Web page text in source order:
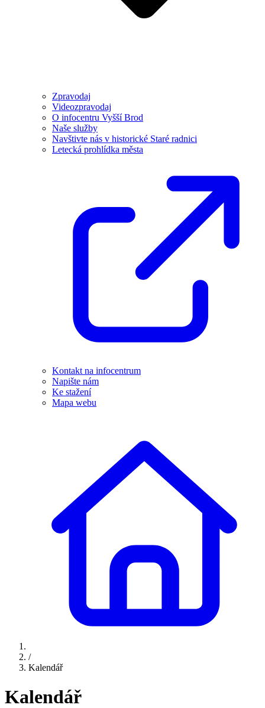
Zpravodaj
Videozpravodaj
O infocentru Vyšší Brod
Naše služby
Navštivte nás v historické Staré radnici
Letecká prohlídka města
Kontakt na infocentrum
Napište nám
Ke stažení
Mapa webu
/
Kalendář
Kalendář